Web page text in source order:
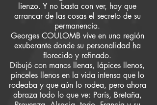
lienzo. Y no basta con ver, hay que
arrancar de las cosas el secreto de su
permanencia.
Georges COULOMB vive en una región
exuberante donde su personalidad ha
florecido y refinado.
Dibujó con manos llenas, lápices llenos,
pinceles llenos en la vida intensa que lo
rodeaba y que aún lo rodea, pero ahora
abraza todo lo que ve: París, Bretaña,